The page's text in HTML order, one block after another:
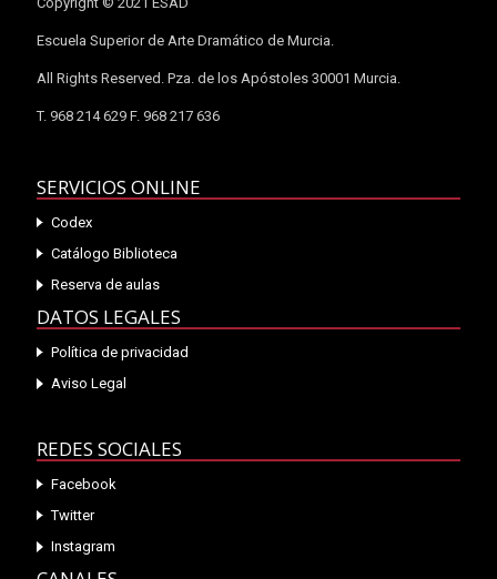
Escuela Superior de Arte Dramático de Murcia.
All Rights Reserved. Pza. de los Apóstoles 30001 Murcia.
T. 968 214 629 F. 968 217 636
SERVICIOS ONLINE
Codex
Catálogo Biblioteca
Reserva de aulas
DATOS LEGALES
Política de privacidad
Aviso Legal
REDES SOCIALES
Facebook
Twitter
Instagram